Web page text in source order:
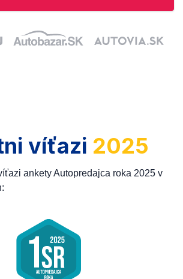
víťazi 2025
ankety Autopredajca roka 2025 v